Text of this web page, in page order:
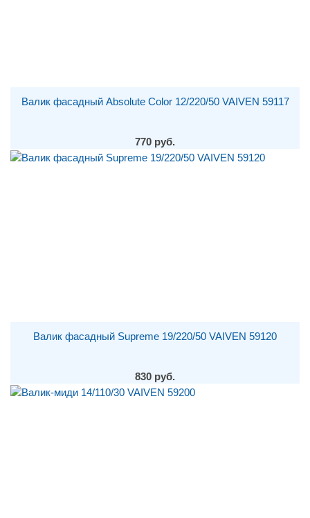
Валик фасадный Absolute Color 12/220/50 VAIVEN 59117
770 руб.
Валик фасадный Supreme 19/220/50 VAIVEN 59120
830 руб.